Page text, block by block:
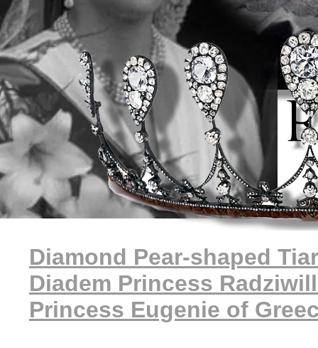
Diamond Pear-shaped
Diadem Princess
Princess Eugenie of